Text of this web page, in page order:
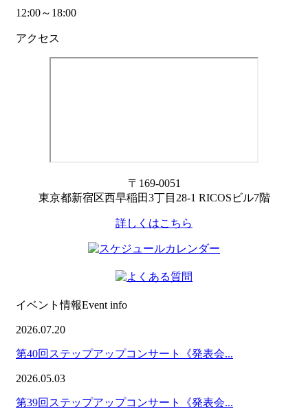
12:00～18:00
アクセス
〒169-0051
東京都新宿区西早稲田3丁目28-1 RICOSビル7階
詳しくはこちら
イベント情報Event info
2026.07.20
第40回ステップアップコンサート《発表会...
2026.05.03
第39回ステップアップコンサート《発表会...